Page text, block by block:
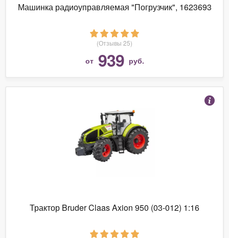
Машинка радиоуправляемая "Погрузчик", 1623693
(Отзывы 25)
от 939 руб.
Трактор Bruder Claas Axion 950 (03-012) 1:16